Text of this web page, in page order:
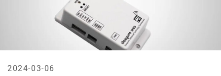
2024-03-06